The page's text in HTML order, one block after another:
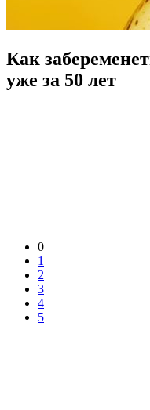
Как
уже за 50 лет
0
1
2
3
4
5